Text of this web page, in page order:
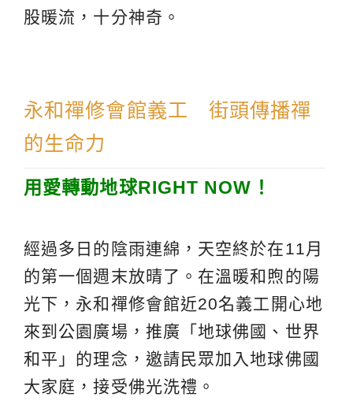
股暖流，十分神奇。
永和禪修會館義工 街頭傳播禪
的生命力
用愛轉動地球RIGHT NOW！
經過多日的陰雨連綿，天空終於在11月
的第一個週末放晴了。在溫暖和煦的陽
光下，永和禪修會館近20名義工開心地
來到公園廣場，推廣「地球佛國、世界
和平」的理念，邀請民眾加入地球佛國
大家庭，接受佛光洗禮。